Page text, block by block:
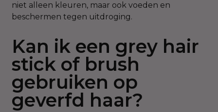
niet alleen kleuren, maar ook voeden en
beschermen tegen uitdroging.
Kan ik een grey hair
stick of brush
gebruiken op
geverfd haar?